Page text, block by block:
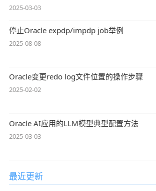
2025-03-03
停止Oracle expdp/impdp job举例
2025-08-08
Oracle变更redo log文件位置的操作步骤
2025-02-02
Oracle AI应用的LLM模型典型配置方法
2025-03-03
最近更新